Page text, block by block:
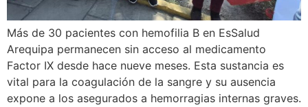
Más de 30 pacientes con hemofilia B en EsSalud
Arequipa permanecen sin acceso al medicamento
Factor IX desde hace nueve meses. Esta sustancia es
vital para la coagulación de la sangre y su ausencia
expone a los asegurados a hemorragias internas graves.